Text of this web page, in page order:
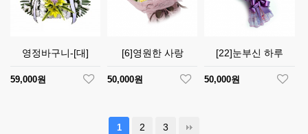
영정바구니-[대]
59,000원
[6]영원한 사랑
50,000원
[22]눈부신 하루
50,000원
1 2 3